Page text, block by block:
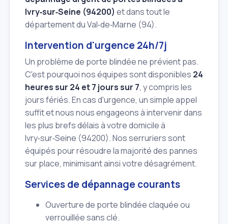
Ivry‑sur‑Seine (94200) et dans tout le
département du Val‑de‑Marne (94).
Intervention d'urgence 24h/7j
Un problème de porte blindée ne prévient pas.
C'est pourquoi nos équipes sont disponibles 24
heures sur 24 et 7 jours sur 7, y compris les
jours fériés. En cas d'urgence, un simple appel
suffit et nous nous engageons à intervenir dans
les plus brefs délais à votre domicile à
Ivry‑sur‑Seine (94200). Nos serruriers sont
équipés pour résoudre la majorité des pannes
sur place, minimisant ainsi votre désagrément.
Services de dépannage courants
Ouverture de porte blindée claquée ou
verrouillée sans clé.